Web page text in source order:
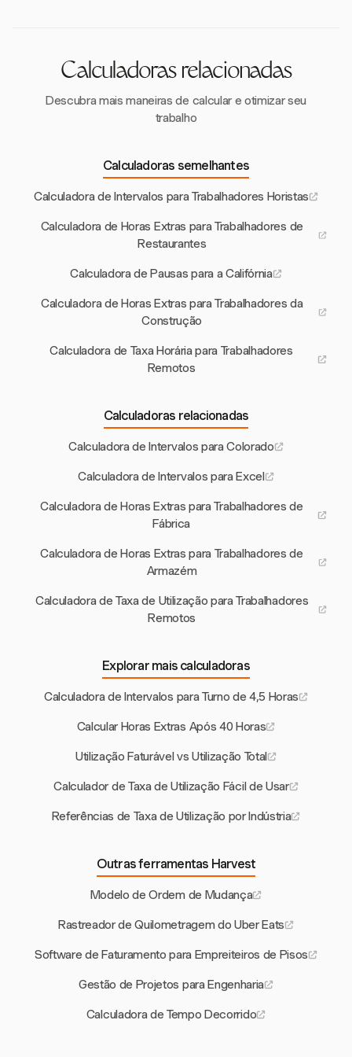
Calculadoras relacionadas
Descubra mais maneiras de calcular e otimizar seu
trabalho
Calculadoras semelhantes
Calculadora de Intervalos para Trabalhadores Horistas
Calculadora de Horas Extras para Trabalhadores de
Restaurantes
Calculadora de Pausas para a Califórnia
Calculadora de Horas Extras para Trabalhadores da
Construção
Calculadora de Taxa Horária para Trabalhadores
Remotos
Calculadoras relacionadas
Calculadora de Intervalos para Colorado
Calculadora de Intervalos para Excel
Calculadora de Horas Extras para Trabalhadores de
Fábrica
Calculadora de Horas Extras para Trabalhadores de
Armazém
Calculadora de Taxa de Utilização para Trabalhadores
Remotos
Explorar mais calculadoras
Calculadora de Intervalos para Turno de 4,5 Horas
Calcular Horas Extras Após 40 Horas
Utilização Faturável vs Utilização Total
Calculador de Taxa de Utilização Fácil de Usar
Referências de Taxa de Utilização por Indústria
Outras ferramentas Harvest
Modelo de Ordem de Mudança
Rastreador de Quilometragem do Uber Eats
Software de Faturamento para Empreiteiros de Pisos
Gestão de Projetos para Engenharia
Calculadora de Tempo Decorrido